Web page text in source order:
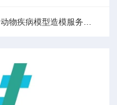
动物疾病模型造模服务